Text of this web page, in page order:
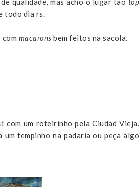
qualidade, mas acho o lugar tão top
todo dia rs.
com macarons bem feitos na sacola.
com um roteirinho pela Ciudad Vieja.
tempinho na padaria ou peça algo